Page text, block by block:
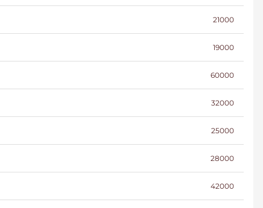
21000
19000
60000
32000
25000
28000
42000